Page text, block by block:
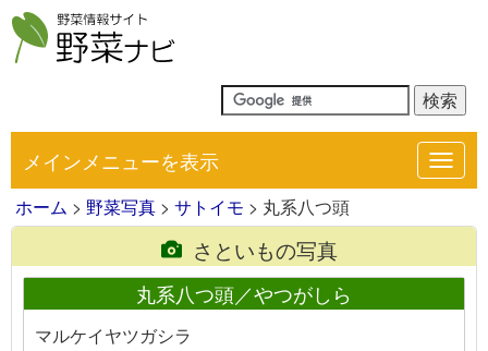
メインメニューを表示
ホーム > 野菜写真 > サトイモ > 丸系八つ頭
さといもの写真
丸系八つ頭／やつがしら
マルケイヤツガシラ